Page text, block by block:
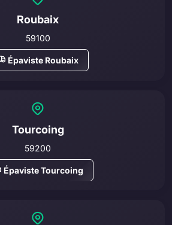
Roubaix
59100
Épaviste Roubaix
Tourcoing
59200
Épaviste Tourcoing